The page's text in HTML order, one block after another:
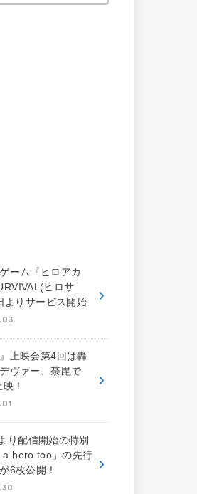
ーム『ヒロアカ
ヒロサ
よりサービス開始
』上映会第4回は轟
ヴァー、荼毘で
！
り配信開始の特別
a hero too」の先行
6枚公開！